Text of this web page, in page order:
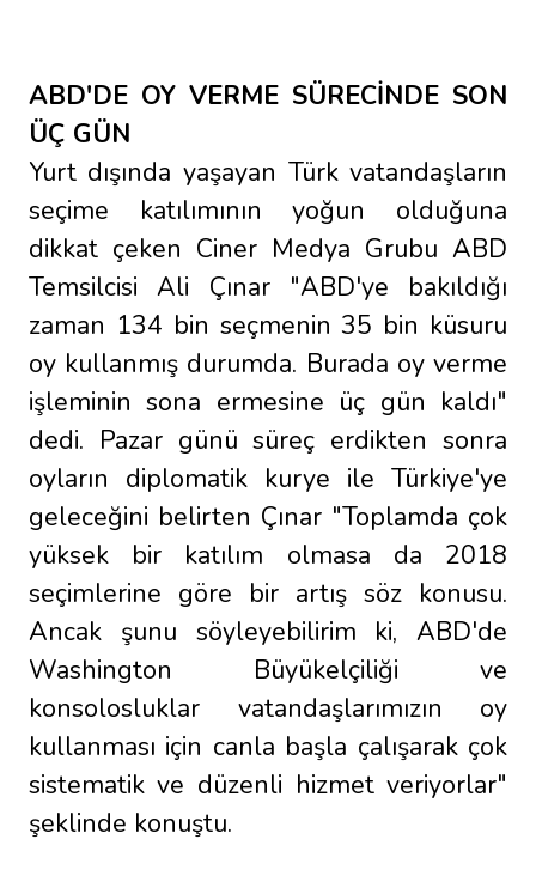
ABD'DE OY VERME SÜRECİNDE SON
ÜÇ GÜN
Yurt dışında yaşayan Türk vatandaşların
seçime katılımının yoğun olduğuna
dikkat çeken Ciner Medya Grubu ABD
Temsilcisi Ali Çınar "ABD'ye bakıldığı
zaman 134 bin seçmenin 35 bin küsuru
oy kullanmış durumda. Burada oy verme
işleminin sona ermesine üç gün kaldı"
dedi. Pazar günü süreç erdikten sonra
oyların diplomatik kurye ile Türkiye'ye
geleceğini belirten Çınar "Toplamda çok
yüksek bir katılım olmasa da 2018
seçimlerine göre bir artış söz konusu.
Ancak şunu söyleyebilirim ki, ABD'de
Washington Büyükelçiliği ve
konsolosluklar vatandaşlarımızın oy
kullanması için canla başla çalışarak çok
sistematik ve düzenli hizmet veriyorlar"
şeklinde konuştu.